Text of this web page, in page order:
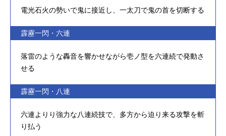
電光石火の勢いで鬼に接近し、一太刀で鬼の首を切断する
霹靂一閃・六連
落雷のような轟音を響かせながら壱ノ型を六連続で発動さ
せる
霹靂一閃・八連
六連よりり強力な八連続技で、多方から迫り来る攻撃を斬
り払う